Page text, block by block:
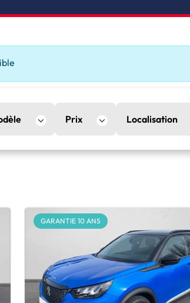
Prix Localisation
GARANTIE 10 ANS